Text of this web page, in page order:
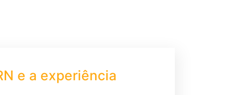
e a experiência